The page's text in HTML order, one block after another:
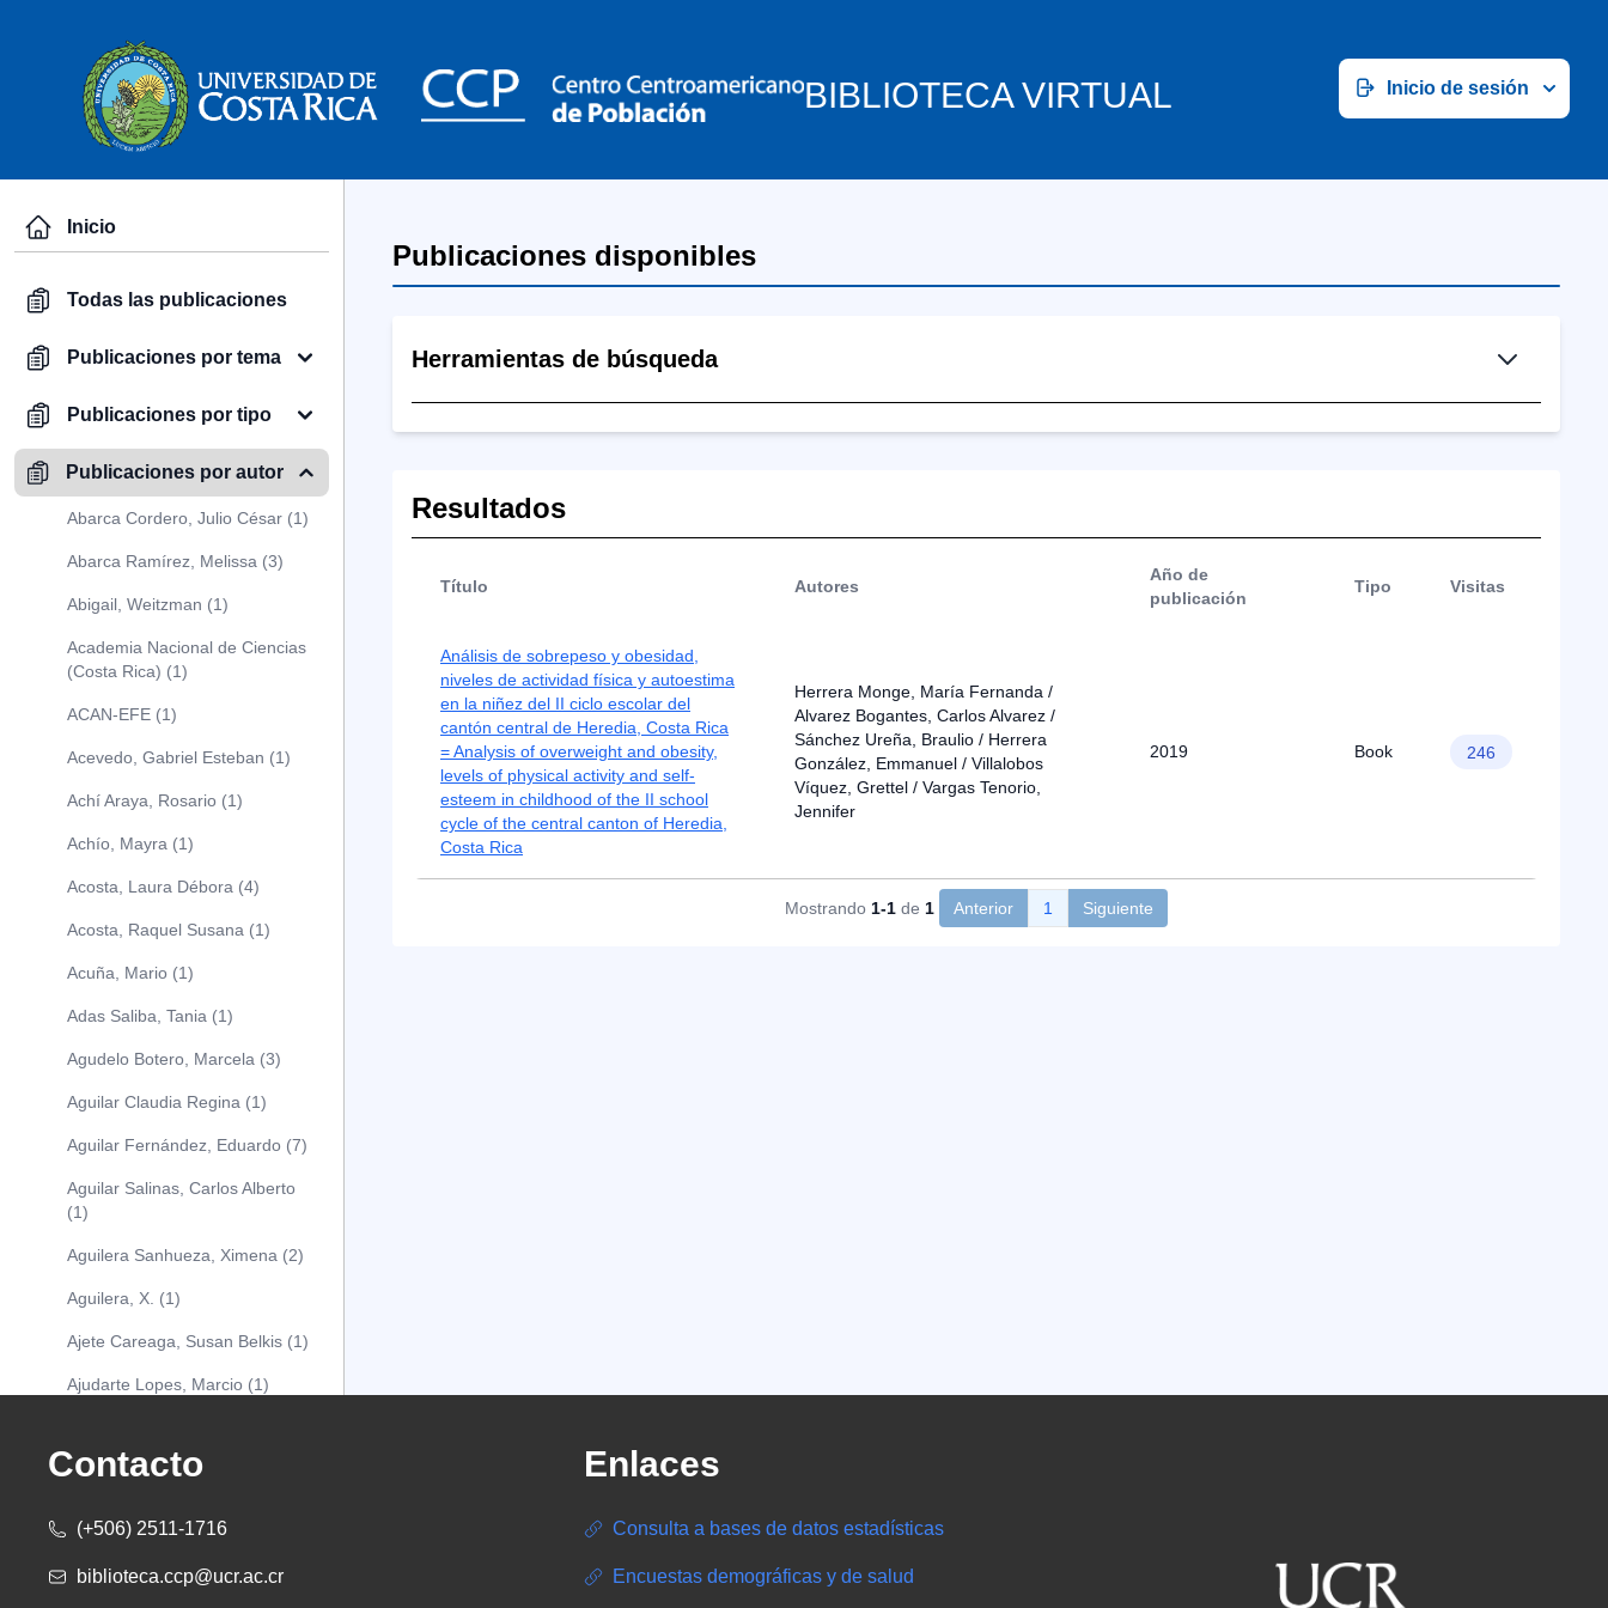
BIBLIOTECA VIRTUAL Inicio de sesión
Inicio
Todas las publicaciones
Publicaciones por tema
Publicaciones por tipo
Publicaciones por autor
Abarca Cordero, Julio César (1)
Abarca Ramírez, Melissa (3)
Abigail, Weitzman (1)
Academia Nacional de Ciencias
(Costa Rica) (1)
ACAN-EFE (1)
Acevedo, Gabriel Esteban (1)
Achí Araya, Rosario (1)
Achío, Mayra (1)
Acosta, Laura Débora (4)
Acosta, Raquel Susana (1)
Acuña, Mario (1)
Adas Saliba, Tania (1)
Agudelo Botero, Marcela (3)
Aguilar Claudia Regina (1)
Aguilar Fernández, Eduardo (7)
Aguilar Salinas, Carlos Alberto
(1)
Aguilera Sanhueza, Ximena (2)
Aguilera, X. (1)
Ajete Careaga, Susan Belkis (1)
Ajudarte Lopes, Marcio (1)
(1)
Albareda Tiana (1)
Alcócer Alfaro, Diana (1)
Publicaciones disponibles
Herramientas de búsqueda
Resultados
Título Autores
Año de
publicación
Tipo Visitas
Análisis de sobrepeso y obesidad,
niveles de actividad física y autoestima
en la niñez del II ciclo escolar del
cantón central de Heredia, Costa Rica
= Analysis of overweight and obesity,
levels of physical activity and self-
esteem in childhood of the II school
cycle of the central canton of Heredia,
Costa Rica
Herrera Monge, María Fernanda /
Alvarez Bogantes, Carlos Alvarez /
Sánchez Ureña, Braulio / Herrera
González, Emmanuel / Villalobos
Víquez, Grettel / Vargas Tenorio,
Jennifer
2019 Book 246
Mostrando 1-1 de 1 Anterior 1 Siguiente
Contacto
(+506) 2511-1716
biblioteca.ccp@ucr.ac.cr
Enlaces
Consulta a bases de datos estadísticas
Encuestas demográficas y de salud